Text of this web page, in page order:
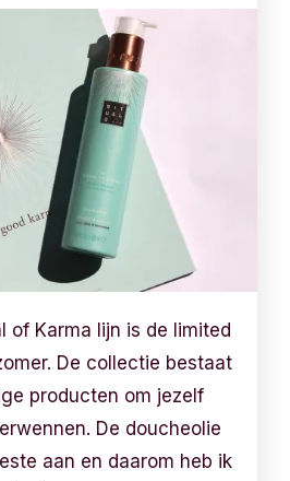
of Karma lijn is de limited
De collectie bestaat
producten om jezelf
De doucheolie
aan en daarom heb ik